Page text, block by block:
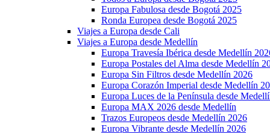
Europa Fabulosa desde Bogotá 2025
Ronda Europea desde Bogotá 2025
Viajes a Europa desde Cali
Viajes a Europa desde Medellín
Europa Travesía Ibérica desde Medellín
Europa Postales del Alma desde Medellín
Europa Sin Filtros desde Medellín 2026
Europa Corazón Imperial desde Medellín
Europa Luces de la Península desde
Europa MAX 2026 desde Medellín
Trazos Europeos desde Medellín 2026
Europa Vibrante desde Medellín 2026